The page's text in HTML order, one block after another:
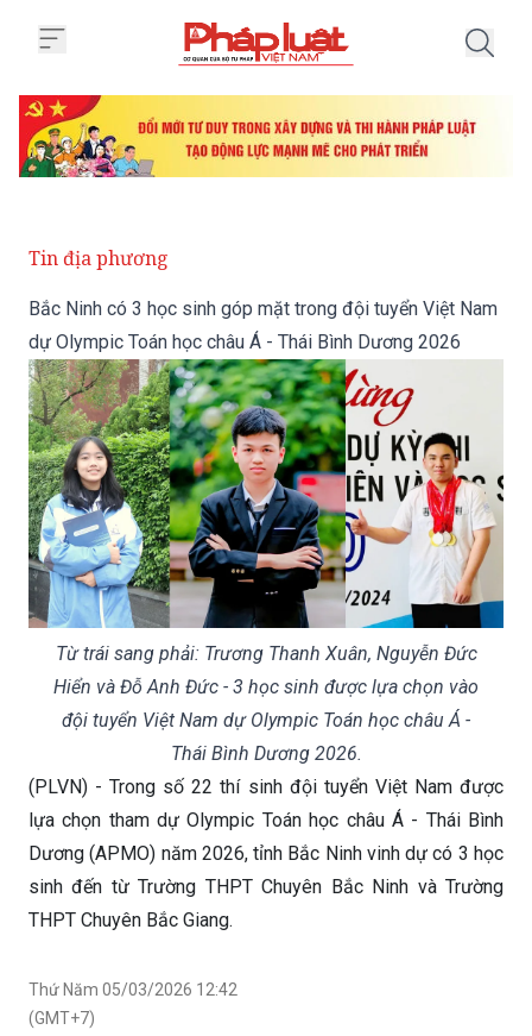
Tin địa phương
Bắc Ninh có 3 học sinh góp mặt trong đội tuyển Việt Nam
dự Olympic Toán học châu Á - Thái Bình Dương 2026
Từ trái sang phải: Trương Thanh Xuân, Nguyễn Đức
Hiển và Đỗ Anh Đức - 3 học sinh được lựa chọn vào
đội tuyển Việt Nam dự Olympic Toán học châu Á -
Thái Bình Dương 2026.
(PLVN) - Trong số 22 thí sinh đội tuyển Việt Nam được
lựa chọn tham dự Olympic Toán học châu Á - Thái Bình
Dương (APMO) năm 2026, tỉnh Bắc Ninh vinh dự có 3 học
sinh đến từ Trường THPT Chuyên Bắc Ninh và Trường
THPT Chuyên Bắc Giang.
Thứ Năm 05/03/2026 12:42
(GMT+7)